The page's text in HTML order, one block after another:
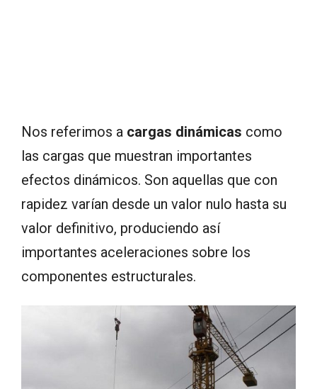
Nos referimos a cargas dinámicas como
las cargas que muestran importantes
efectos dinámicos. Son aquellas que con
rapidez varían desde un valor nulo hasta su
valor definitivo, produciendo así
importantes aceleraciones sobre los
componentes estructurales.